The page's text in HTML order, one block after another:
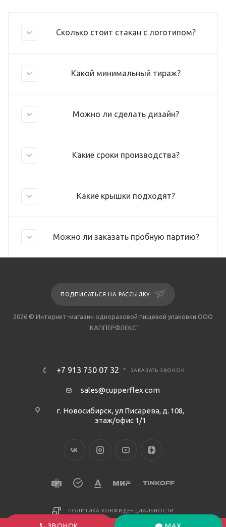
Сколько стоит стакан с логотипом?
Какой минимальный тираж?
Можно ли сделать дизайн?
Какие сроки производства?
Какие крышки подходят?
Можно ли заказать пробную партию?
ПОДПИСАТЬСЯ НА РАССЫЛКУ
2026 © Интернет-магазин одноразовой пищевой упаковки ООО
"КАППЕРФЛЕКС"
+7 913 750 07 32 ЗАКАЗАТЬ ЗВОНОК
sales@cupperflex.com
г. Новосибирск, ул Писарева, д. 108,
этаж/офис 1/1
ПОЛИТИКА КОНФИДЕНЦИАЛЬНОСТИ